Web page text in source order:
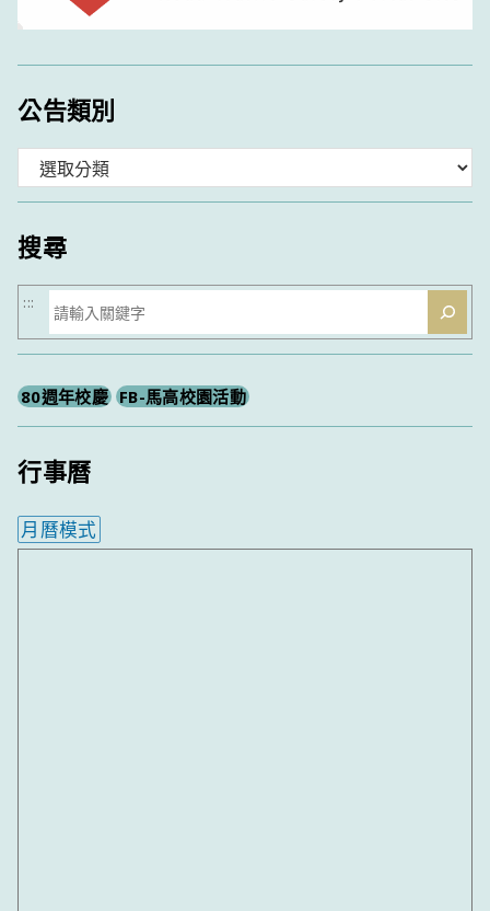
公告類別
類
搜尋
搜
尋
:::
80週年校慶 FB-馬高校園活動
行事曆
月曆模式